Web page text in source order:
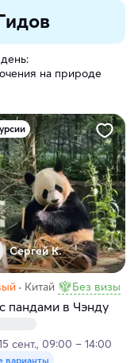
на природе
Сергей К.
Китай Без визы
пандами в Чэнду
сент., 09:00 – 14:00
варианты